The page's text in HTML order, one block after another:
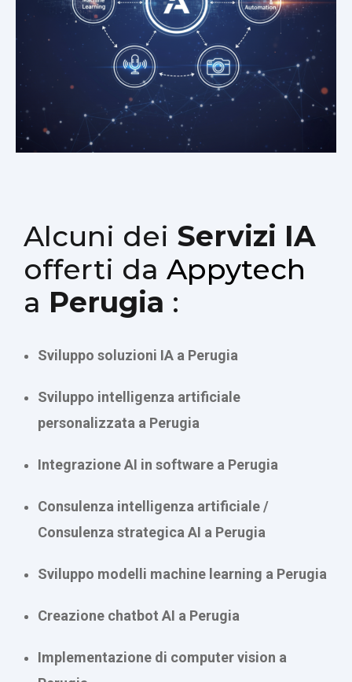
Alcuni dei Servizi IA
offerti da Appytech
a Perugia :
Sviluppo soluzioni IA a Perugia
Sviluppo intelligenza artificiale
personalizzata a Perugia
Integrazione AI in software a Perugia
Consulenza intelligenza artificiale /
Consulenza strategica AI a Perugia
Sviluppo modelli machine learning a Perugia
Creazione chatbot AI a Perugia
Implementazione di computer vision a